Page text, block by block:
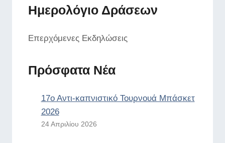
Ημερολόγιο Δράσεων
Επερχόμενες Εκδηλώσεις
Πρόσφατα Νέα
17ο Αντι-καπνιστικό Τουρνουά Μπάσκετ
2026
24 Απριλίου 2026